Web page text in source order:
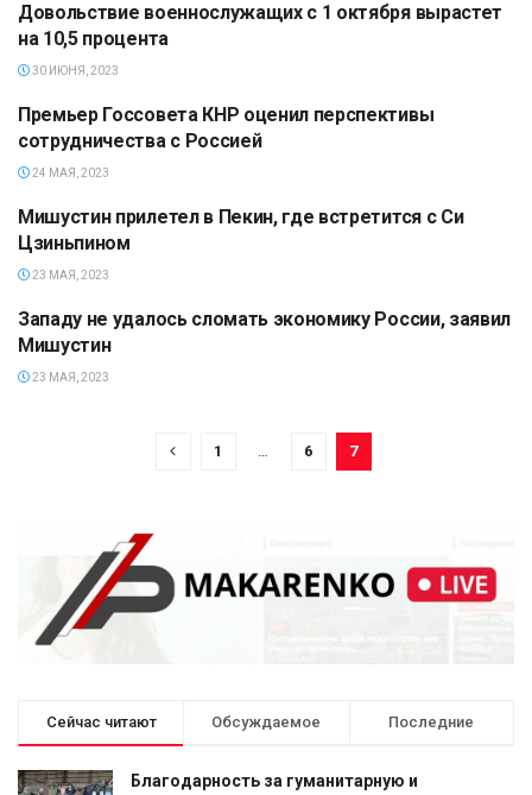
ПОЛИТИКА
Довольствие военнослужащих с 1 октября вырастет
на 10,5 процента
30 ИЮНЯ, 2023
ПОЛИТИКА
Премьер Госсовета КНР оценил перспективы
сотрудничества с Россией
24 МАЯ, 2023
ПОЛИТИКА
Мишустин прилетел в Пекин, где встретится с Си
Цзиньпином
23 МАЯ, 2023
ЭКОНОМИКА
Западу не удалось сломать экономику России, заявил
Мишустин
23 МАЯ, 2023
1 … 6 7
Сейчас читают Обсуждаемое Последние
Благодарность за гуманитарную и